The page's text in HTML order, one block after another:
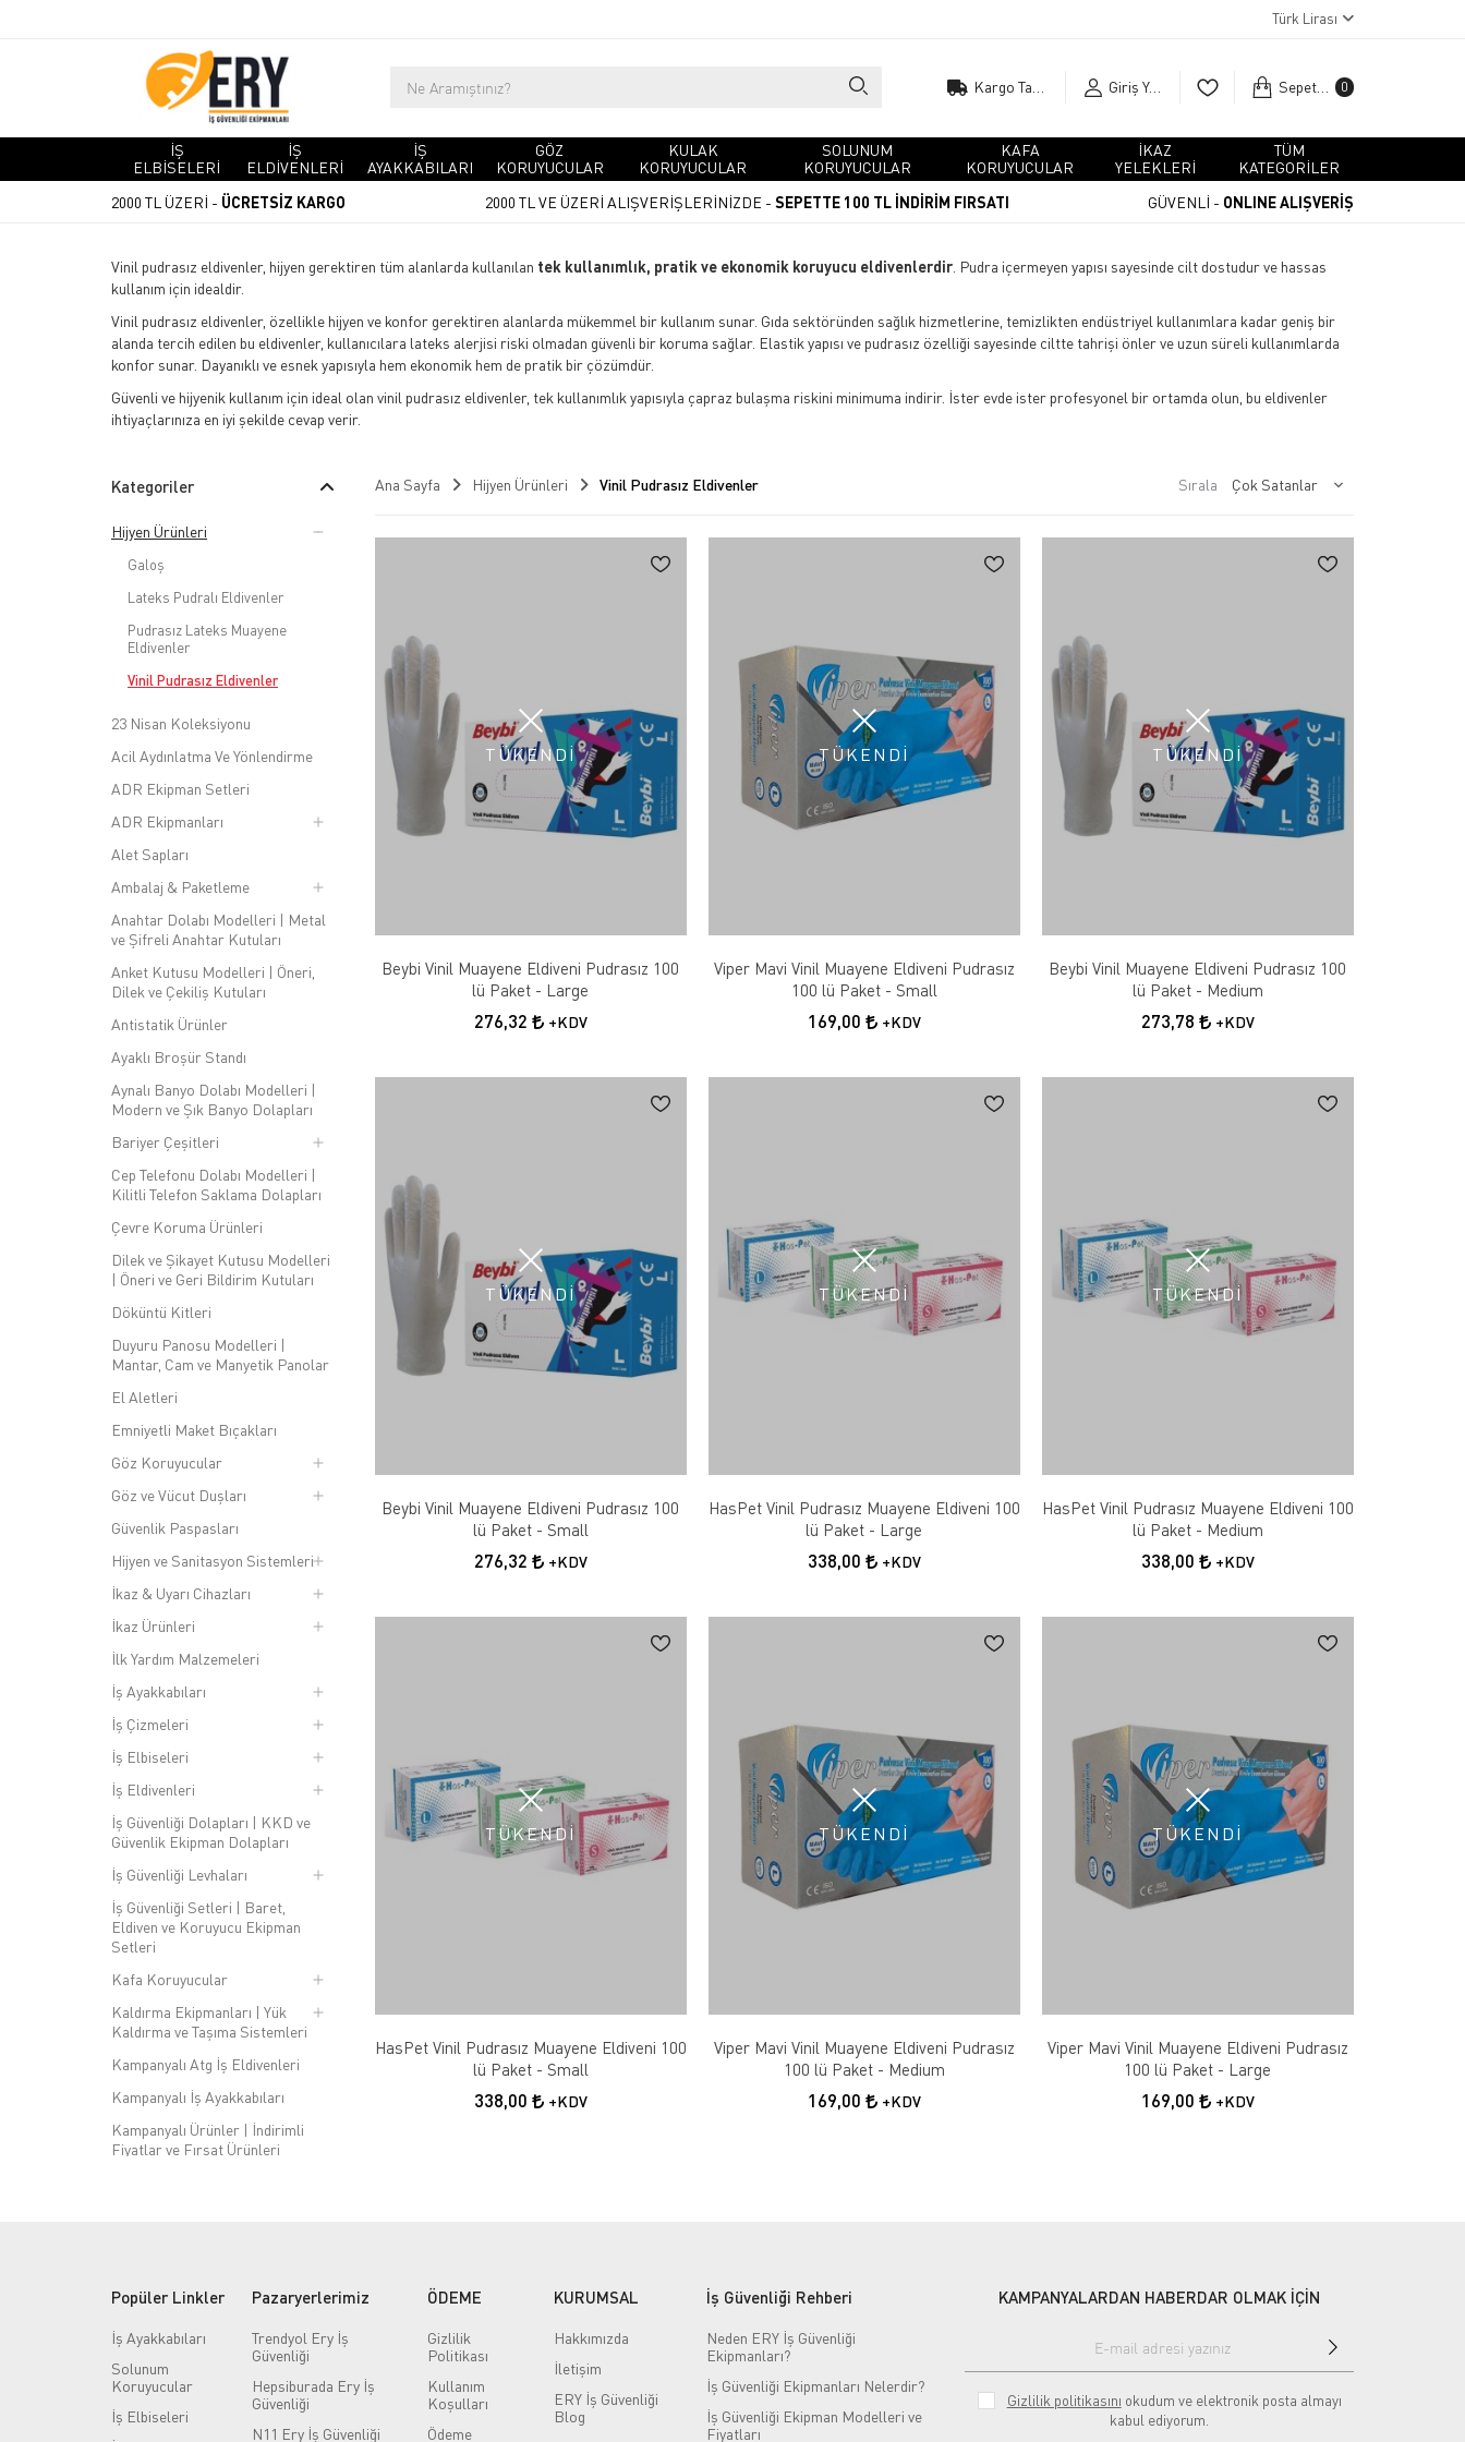
Türk Lirası
Giriş Yap Sepetim 0
İŞ
ELBİSELERİ
İŞ
ELDİVENLERİ
İŞ
AYAKKABILARI
GÖZ
KORUYUCULAR
KULAK
KORUYUCULAR
SOLUNUM
KORUYUCULAR
KAFA
KORUYUCULAR
İKAZ
YELEKLERİ
TÜM
KATEGORİLER
2000 TL ÜZERİ - ÜCRETSİZ KARGO 2000 TL VE ÜZERİ ALIŞVERİŞLERİNİZDE - SEPETTE 100 TL İNDİRİM FIRSATI GÜVENLİ - ONLINE ALIŞVERİŞ
Vinil pudrasız eldivenler, hijyen gerektiren tüm alanlarda kullanılan tek kullanımlık, pratik ve ekonomik koruyucu eldivenlerdir . Pudra içermeyen yapısı sayesinde cilt dostudur ve hassas
kullanım için idealdir.
Vinil pudrasız eldivenler, özellikle hijyen ve konfor gerektiren alanlarda mükemmel bir kullanım sunar. Gıda sektöründen sağlık hizmetlerine, temizlikten endüstriyel kullanımlara kadar geniş bir
alanda tercih edilen bu eldivenler, kullanıcılara lateks alerjisi riski olmadan güvenli bir koruma sağlar. Elastik yapısı ve pudrasız özelliği sayesinde ciltte tahrişi önler ve uzun süreli kullanımlarda
konfor sunar. Dayanıklı ve esnek yapısıyla hem ekonomik hem de pratik bir çözümdür.
Güvenli ve hijyenik kullanım için ideal olan vinil pudrasız eldivenler, tek kullanımlık yapısıyla çapraz bulaşma riskini minimuma indirir. İster evde ister profesyonel bir ortamda olun, bu eldivenler
ihtiyaçlarınıza en iyi şekilde cevap verir.
Kategoriler
Hijyen Ürünleri
Galoş
Lateks Pudralı Eldivenler
Pudrasız Lateks Muayene
Eldivenler
Vinil Pudrasız Eldivenler
23 Nisan Koleksiyonu
Acil Aydınlatma Ve Yönlendirme
ADR Ekipman Setleri
ADR Ekipmanları
Alet Sapları
Ambalaj & Paketleme
Anahtar Dolabı Modelleri | Metal
ve Şifreli Anahtar Kutuları
Anket Kutusu Modelleri | Öneri,
Dilek ve Çekiliş Kutuları
Antistatik Ürünler
Ayaklı Broşür Standı
Aynalı Banyo Dolabı Modelleri |
Modern ve Şık Banyo Dolapları
Bariyer Çeşitleri
Cep Telefonu Dolabı Modelleri |
Kilitli Telefon Saklama Dolapları
Çevre Koruma Ürünleri
Dilek ve Şikayet Kutusu Modelleri
| Öneri ve Geri Bildirim Kutuları
Döküntü Kitleri
Duyuru Panosu Modelleri |
Mantar, Cam ve Manyetik Panolar
El Aletleri
Emniyetli Maket Bıçakları
Göz Koruyucular
Göz ve Vücut Duşları
Güvenlik Paspasları
Hijyen ve Sanitasyon Sistemleri
İkaz & Uyarı Cihazları
İkaz Ürünleri
İlk Yardım Malzemeleri
İş Ayakkabıları
İş Çizmeleri
İş Elbiseleri
İş Eldivenleri
İş Güvenliği Dolapları | KKD ve
Güvenlik Ekipman Dolapları
İş Güvenliği Levhaları
İş Güvenliği Setleri | Baret,
Eldiven ve Koruyucu Ekipman
Setleri
Kafa Koruyucular
Kaldırma Ekipmanları | Yük
Kaldırma ve Taşıma Sistemleri
Kampanyalı Atg İş Eldivenleri
Kampanyalı İş Ayakkabıları
Kampanyalı Ürünler | İndirimli
Fiyatlar ve Fırsat Ürünleri
Personel Kimlik Saklama
Kişiye Özel Tasarımlar | Baskılı ve
Nakışlı Ürünler
Ana Sayfa Hijyen Ürünleri Vinil Pudrasız Eldivenler Sırala
TÜKENDİ
Beybi Vinil Muayene Eldiveni Pudrasız 100
lü Paket - Large
276,32 +KDV
TÜKENDİ
Viper Mavi Vinil Muayene Eldiveni Pudrasız
100 lü Paket - Small
169,00 +KDV
TÜKENDİ
Beybi Vinil Muayene Eldiveni Pudrasız 100
lü Paket - Medium
273,78 +KDV
TÜKENDİ
Beybi Vinil Muayene Eldiveni Pudrasız 100
lü Paket - Small
276,32 +KDV
TÜKENDİ
HasPet Vinil Pudrasız Muayene Eldiveni 100
lü Paket - Large
338,00 +KDV
TÜKENDİ
HasPet Vinil Pudrasız Muayene Eldiveni 100
lü Paket - Medium
338,00 +KDV
TÜKENDİ
HasPet Vinil Pudrasız Muayene Eldiveni 100
lü Paket - Small
338,00 +KDV
TÜKENDİ
Viper Mavi Vinil Muayene Eldiveni Pudrasız
100 lü Paket - Medium
169,00 +KDV
TÜKENDİ
Viper Mavi Vinil Muayene Eldiveni Pudrasız
100 lü Paket - Large
169,00 +KDV
Popüler Linkler
İş Ayakkabıları
Solunum
Koruyucular
İş Elbiseleri
Pazaryerlerimiz
Trendyol Ery İş
Güvenliği
Hepsiburada Ery İş
Güvenliği
N11 Ery İş Güvenliği
ÖDEME
Gizlilik
Politikası
Kullanım
Koşulları
Ödeme
KURUMSAL
Hakkımızda
İletişim
ERY İş Güvenliği
Blog
İş Güvenliği Rehberi
Neden ERY İş Güvenliği
Ekipmanları?
İş Güvenliği Ekipmanları Nelerdir?
İş Güvenliği Ekipman Modelleri ve
Fiyatları
KAMPANYALARDAN HABERDAR OLMAK İÇİN
Gizlilik politikasını okudum ve elektronik posta almayı
kabul ediyorum.